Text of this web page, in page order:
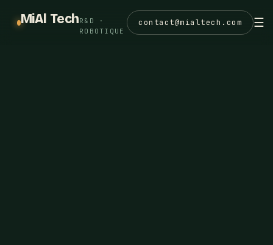
MiAl TechR&D ·
ROBOTIQUE
contact@mialtech.com ☰